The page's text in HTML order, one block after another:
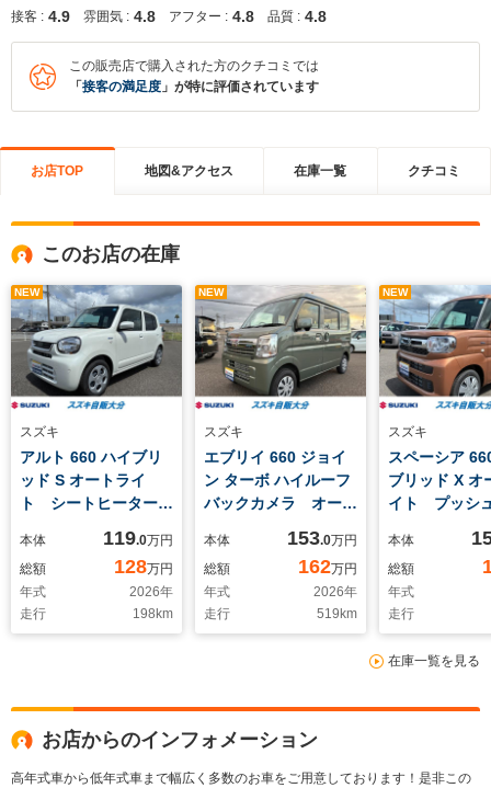
接客 : 4.9 雰囲気 : 4.8 アフター : 4.8 品質 : 4.8
この販売店で購入された方のクチコミでは
「 接客の満足度 」が特に評価されています
お店TOP 地図&アクセス 在庫一覧 クチコミ
このお店の在庫
NEW
スズキ
アルト 660 ハイブリ
ッド S オートライ
ト シートヒーター
ポート アイドリング
ストップ 横滑り防止
機能 衝突安全ボディ
本体 119.0万円
総額
128万円
年式
2026年
走行
198 km
NEW
スズキ
エブリイ 660 ジョイ
ン ターボ ハイルーフ
バックカメラ オート
スライドドア プッシ
ュスタート シートヒ
ーター アイドリング
ストップ 横滑り防止
機能 衝突安全ボデ
本体 153.0万円
総額
162万円
年式
2026年
走行
519 km
NEW
スズキ
スペーシア
ブリッド X オ
イト プッシ
オートエアコ
キセーフティ
ト アイドリ
ップ 横滑り
能 衝突安全
盗難防止シス
ントロール
本体
総額
年式
走行
在庫一覧を見る
お店からのインフォメーション
高年式車から低年式車まで幅広く多数のお車をご用意しております！是非この